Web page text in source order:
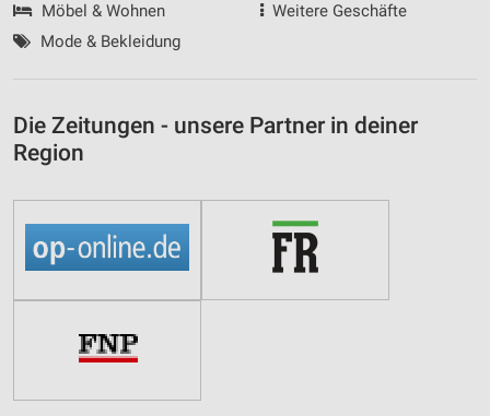
Möbel & Wohnen
Mode & Bekleidung
Weitere Geschäfte
Die Zeitungen - unsere Partner in deiner
Region